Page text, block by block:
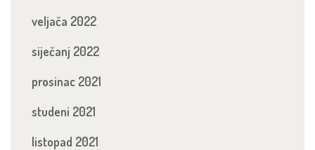
veljača 2022
siječanj 2022
prosinac 2021
studeni 2021
listopad 2021